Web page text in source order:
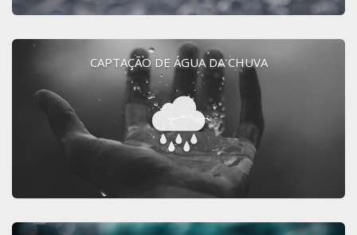
CAPTAÇÃO DE ÁGUA DA CHUVA